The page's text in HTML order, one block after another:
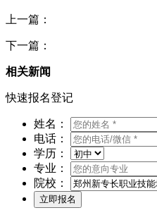
上一篇：
下一篇：
相关新闻
快速报名登记
姓名：
电话：
学历：
专业：
院校：